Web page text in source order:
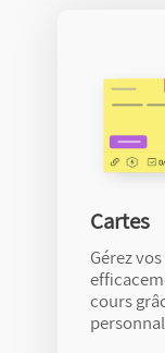
Cartes
Gérez
cours